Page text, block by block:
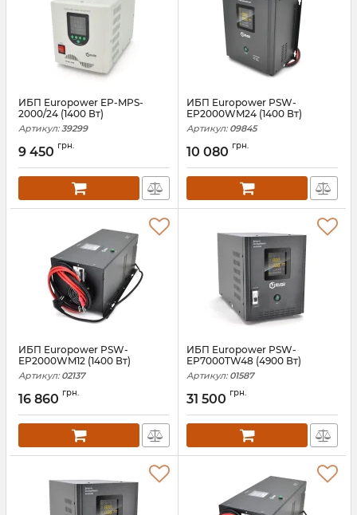
ИБП Europower EP-MPS-
2000/24 (1400 Вт)
Артикул: 39299
9 450 грн.
ИБП Europower PSW-
EP2000WM24 (1400 Вт)
Артикул: 09845
10 080 грн.
ИБП Europower PSW-
EP2000WM12 (1400 Вт)
Артикул: 02137
16 860 грн.
ИБП Europower PSW-
EP7000TW48 (4900 Вт)
Артикул: 01587
31 500 грн.